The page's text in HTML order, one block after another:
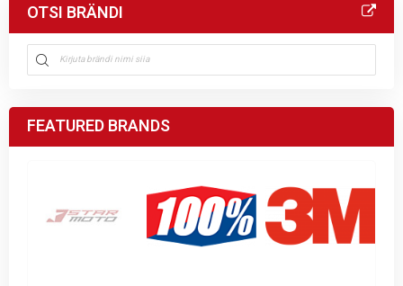
OTSI BRÄNDI
FEATURED BRANDS